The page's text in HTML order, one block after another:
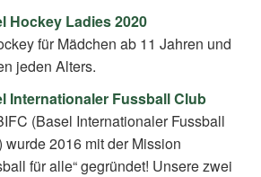
Hockey Ladies 2020
für Mädchen ab 11 Jahren und
jeden Alters.
Internationaler Fussball Club
(Basel Internationaler Fussball
wurde 2016 mit der Mission
für alle“ gegründet! Unsere zwei